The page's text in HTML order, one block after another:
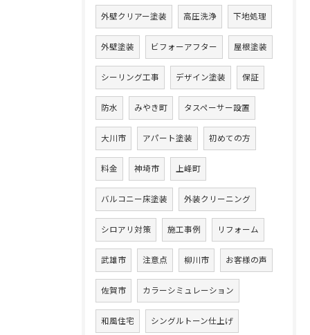
外壁クリアー塗装 高圧洗浄 下地処理
外壁塗装 ビフォーアフター 屋根塗装
シーリング工事 デザイン塗装 保証
防水 みやき町 タスペーサー設置
大川市 アパート塗装 初めての方
料金 神埼市 上峰町
バルコニー床塗装 外装クリーニング
シロアリ対策 施工事例 リフォーム
武雄市 注意点 柳川市 お客様の声
佐賀市 カラーシミュレーション
和風住宅 シングルトーン仕上げ